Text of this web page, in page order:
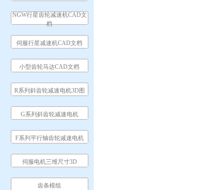
NGW行星齿轮减速机CAD文
档
伺服行星减速机CAD文档
小型齿轮马达CAD文档
R系列斜齿轮减速电机3D图
G系列斜齿轮减速电机
F系列平行轴齿轮减速电机
伺服电机三维尺寸3D
齿条模组